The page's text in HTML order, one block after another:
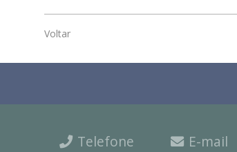
Voltar
Telefone E-mail